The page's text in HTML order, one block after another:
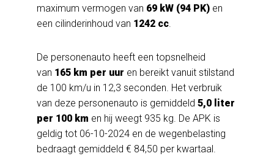
maximum vermogen van 69 kW (94 PK) en
een cilinderinhoud van 1242 cc.
De personenauto heeft een topsnelheid
van 165 km per uur en bereikt vanuit stilstand
de 100 km/u in 12,3 seconden. Het verbruik
van deze personenauto is gemiddeld 5,0 liter
per 100 km en hij weegt 935 kg. De APK is
geldig tot 06-10-2024 en de wegenbelasting
bedraagt gemiddeld € 84,50 per kwartaal.